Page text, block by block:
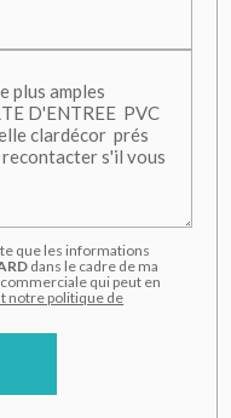
que les informations
dans le cadre de ma
qui peut en
notre politique de